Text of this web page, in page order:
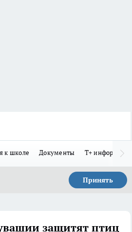
к школе Документы Т+
Принять
защитят птиц